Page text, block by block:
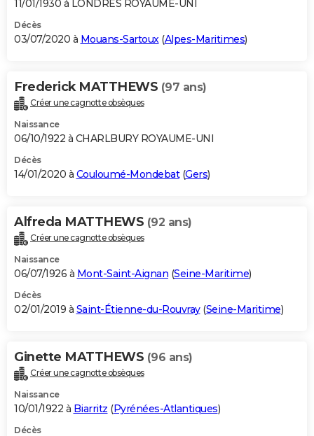
11/01/1930 à LONDRES ROYAUME-UNI
Décès
03/07/2020 à Mouans-Sartoux(Alpes-Maritimes)
Frederick MATTHEWS (97 ans)
Créer une cagnotte obsèques
Naissance
06/10/1922 à CHARLBURY ROYAUME-UNI
Décès
14/01/2020 à Couloumé-Mondebat(Gers)
Alfreda MATTHEWS (92 ans)
Créer une cagnotte obsèques
Naissance
06/07/1926 à Mont-Saint-Aignan (Seine-Maritime)
Décès
02/01/2019 à Saint-Étienne-du-Rouvray(Seine-Maritime)
Ginette MATTHEWS (96 ans)
Créer une cagnotte obsèques
Naissance
10/01/1922 à Biarritz (Pyrénées-Atlantiques)
Décès